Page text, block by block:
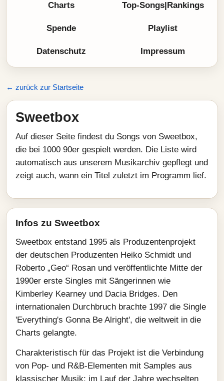
Charts Top-Songs|Rankings
Spende Playlist
Datenschutz Impressum
← zurück zur Startseite
Sweetbox
Auf dieser Seite findest du Songs von Sweetbox,
die bei 1000 90er gespielt werden. Die Liste wird
automatisch aus unserem Musikarchiv gepflegt und
zeigt auch, wann ein Titel zuletzt im Programm lief.
Infos zu Sweetbox
Sweetbox entstand 1995 als Produzentenprojekt
der deutschen Produzenten Heiko Schmidt und
Roberto „Geo“ Rosan und veröffentlichte Mitte der
1990er erste Singles mit Sängerinnen wie
Kimberley Kearney und Dacia Bridges. Den
internationalen Durchbruch brachte 1997 die Single
'Everything's Gonna Be Alright', die weltweit in die
Charts gelangte.
Charakteristisch für das Projekt ist die Verbindung
von Pop‑ und R&B‑Elementen mit Samples aus
klassischer Musik; im Lauf der Jahre wechselten